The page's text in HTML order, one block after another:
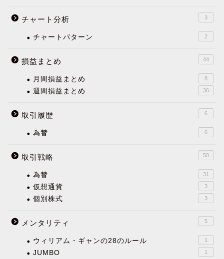
チャート分析 3
チャートパターン 2
損益まとめ 44
月間損益まとめ 8
週間損益まとめ 36
取引履歴 6
為替 6
取引戦略 50
為替 31
仮想通貨 3
個別株式 3
メンタリティ 5
ウィリアム・ギャンの28のルール 1
JUMBO 1